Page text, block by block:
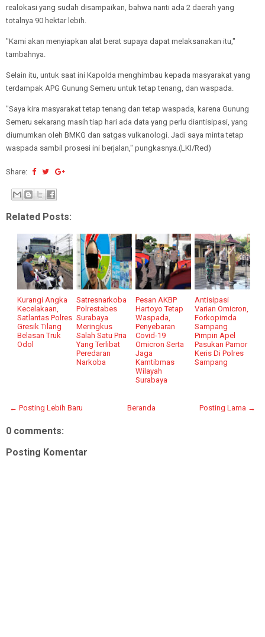
realokasi yang sudah disampaikan, bahwa nanti ada 2 daerah yang
totalnya 90 hektar lebih.
"Kami akan menyiapkan alat berat supaya dapat melaksanakan itu,"
tambahnya.
Selain itu, untuk saat ini Kapolda menghimbau kepada masyarakat yang
terdampak APG Gunung Semeru untuk tetap tenang, dan waspada.
"Saya kira masyarakat tetap tenang dan tetap waspada, karena Gunung
Semeru sekarang masih tiap hari ada data yang perlu diantisipasi, yang
diumumkan oleh BMKG dan satgas vulkanologi. Jadi saya minta tetap
waspada sambil prosesi ini berjalan," pungkasnya.(LKI/Red)
Share:
Related Posts:
Kurangi Angka
Kecelakaan,
Satlantas Polres
Gresik Tilang
Belasan Truk
Odol
Satresnarkoba
Polrestabes
Surabaya
Meringkus
Salah Satu Pria
Yang Terlibat
Peredaran
Narkoba
Pesan AKBP
Hartoyo Tetap
Waspada,
Penyebaran
Covid-19
Omicron Serta
Jaga
Kamtibmas
Wilayah
Surabaya
Antisipasi
Varian Omicron,
Forkopimda
Sampang
Pimpin Apel
Pasukan Pamor
Keris Di Polres
Sampang
← Posting Lebih Baru Posting Lama →
Beranda
0 comments:
Posting Komentar